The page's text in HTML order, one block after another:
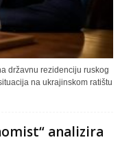
državnu rezidenciju ruskog
na ukrajinskom ratištu
analizira